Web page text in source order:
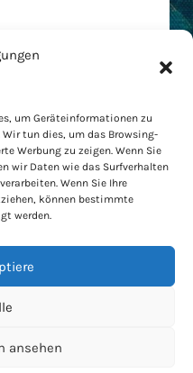
um Geräteinformationen zu
tun dies, um das Browsing-
Werbung zu zeigen. Wenn Sie
wir Daten wie das Surfverhalten
Wenn Sie Ihre
können bestimmte
werden.
ansehen